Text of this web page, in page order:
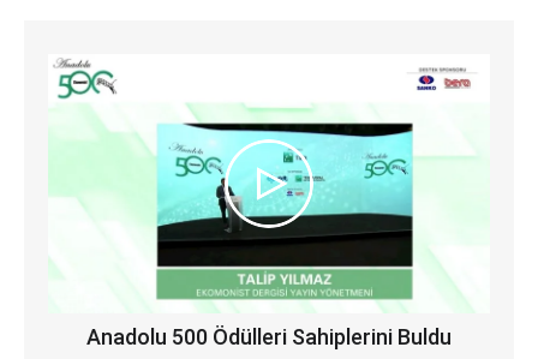
Anadolu 500 Ödülleri Sahiplerini Buldu